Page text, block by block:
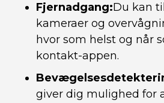
Fjernadgang:Du kan
kameraer og
hvor som helst og når
kontakt-appen.
giver dig mulighed for